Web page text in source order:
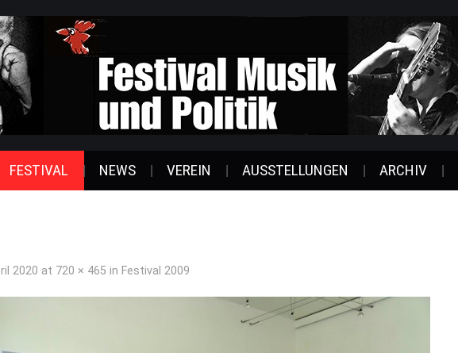
FESTIVAL NEWS VEREIN AUSSTELLUNGEN ARCHIV
2020 at 720 × 465 in Festival 2009